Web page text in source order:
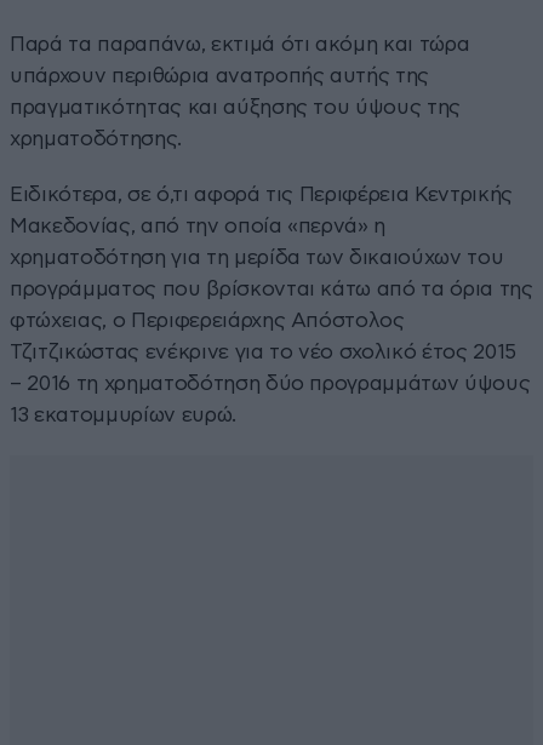
Παρά τα παραπάνω, εκτιμά ότι ακόμη και τώρα
υπάρχουν περιθώρια ανατροπής αυτής της
πραγματικότητας και αύξησης του ύψους της
χρηματοδότησης.
Ειδικότερα, σε ό,τι αφορά τις Περιφέρεια Κεντρικής
Μακεδονίας, από την οποία «περνά» η
χρηματοδότηση για τη μερίδα των δικαιούχων του
προγράμματος που βρίσκονται κάτω από τα όρια της
φτώχειας, ο Περιφερειάρχης Απόστολος
Τζιτζικώστας ενέκρινε για το νέο σχολικό έτος 2015
– 2016 τη χρηματοδότηση δύο προγραμμάτων ύψους
13 εκατομμυρίων ευρώ.